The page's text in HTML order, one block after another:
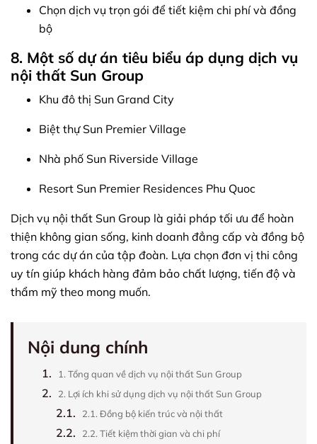
Chọn dịch vụ trọn gói để tiết kiệm chi phí và đồng
bộ
8. Một số dự án tiêu biểu áp dụng dịch vụ
nội thất Sun Group
Khu đô thị Sun Grand City
Biệt thự Sun Premier Village
Nhà phố Sun Riverside Village
Resort Sun Premier Residences Phu Quoc
Dịch vụ nội thất Sun Group là giải pháp tối ưu để hoàn
thiện không gian sống, kinh doanh đẳng cấp và đồng bộ
trong các dự án của tập đoàn. Lựa chọn đơn vị thi công
uy tín giúp khách hàng đảm bảo chất lượng, tiến độ và
thẩm mỹ theo mong muốn.
Nội dung chính
1. 1. Tổng quan về dịch vụ nội thất Sun Group
2. 2. Lợi ích khi sử dụng dịch vụ nội thất Sun Group
2.1. 2.1. Đồng bộ kiến trúc và nội thất
2.2. 2.2. Tiết kiệm thời gian và chi phí